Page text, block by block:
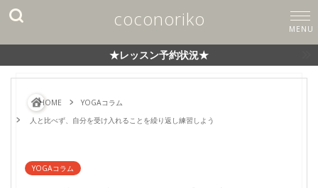
coconoriko
★レッスン予約状況★
HOME
YOGAコラム
人と比べず、自分を受け入れることを繰り返し練習しよう
YOGAコラム